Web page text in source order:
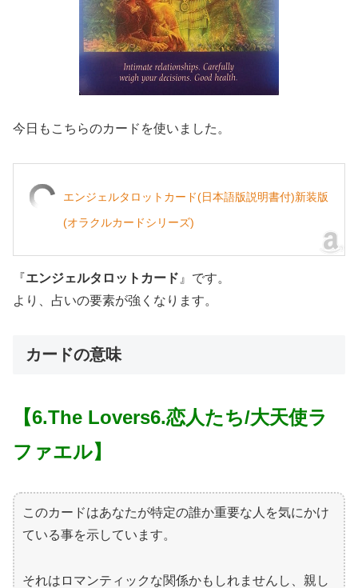
今日もこちらのカードを使いました。
エンジェルタロットカード(日本語版説明書付)新装版
(オラクルカードシリーズ)
『エンジェルタロットカード 』です。
より、占いの要素が強くなります。
カードの意味
【6.The Lovers6.恋人たち/大天使ラ
ファエル】
このカードはあなたが特定の誰か重要な人を気にかけ
ている事を示しています。
それはロマンティックな関係かもしれませんし、親し